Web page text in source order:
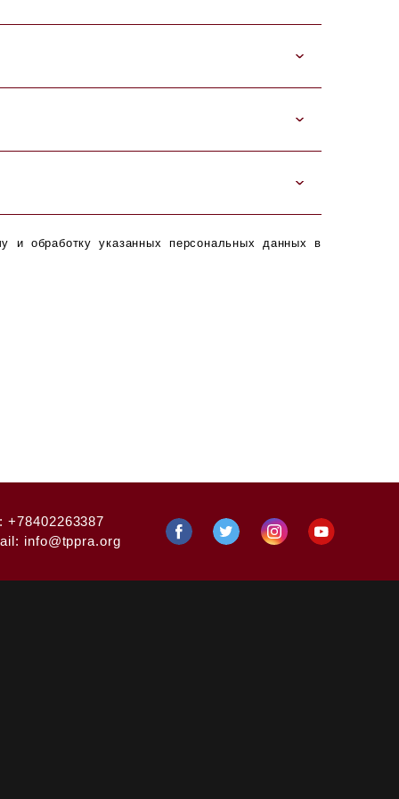
и обработку указанных персональных данных в
+78402263387
info@tppra.org